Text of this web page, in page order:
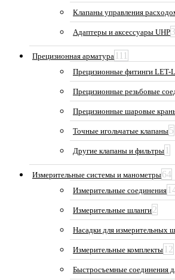
Клапаны управления
Адаптеры и аксессуары UHP
Прецизионная арматура 111
Прецизионные фитинги LET-
Прецизионные резьбовые
Прецизионные шаровые
Точные игольчатые клапаны5
Другие клапаны и фильтры 1
Измерительные системы и манометры64
Измерительные соединения
Измерительные шланги2
Насадки для измерительных
Измерительные комплекты 12
Быстросъемные соединения